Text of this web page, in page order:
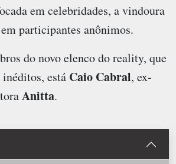
em celebridades, a vindoura
participantes anônimos.
do novo elenco do reality, que
está Caio Cabral, ex-
Anitta.